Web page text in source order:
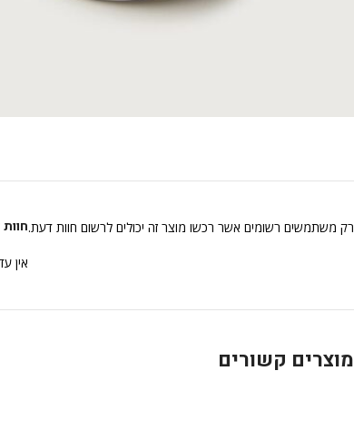
אין
רק משתמשים רשומים אשר רכשו מוצר זה יכולים לרשום חוות דעת.
מוצרים קשורים